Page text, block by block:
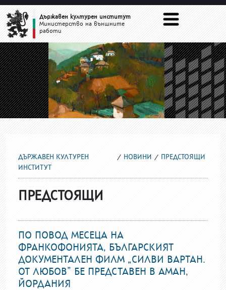
ПРЕДСТОЯЩИ
Държавен културен институт
Министерство на външните
работи
ДЪРЖАВЕН КУЛТУРЕН
ИНСТИТУТ
НОВИНИ ПРЕДСТОЯЩИ
ПРЕДСТОЯЩИ
ПО ПОВОД МЕСЕЦА НА
ФРАНКОФОНИЯТА, БЪЛГАРСКИЯТ
ДОКУМЕНТАЛЕН ФИЛМ „СИЛВИ ВАРТАН.
ОТ ЛЮБОВ” БЕ ПРЕДСТАВЕН В АМАН,
ЙОРДАНИЯ